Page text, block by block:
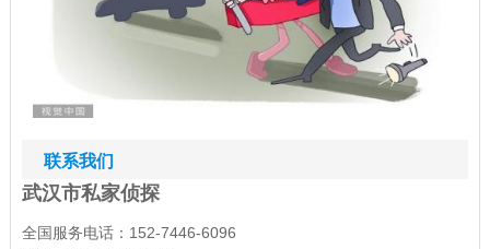
联系我们
武汉市私家侦探
全国服务电话：152-7446-6096